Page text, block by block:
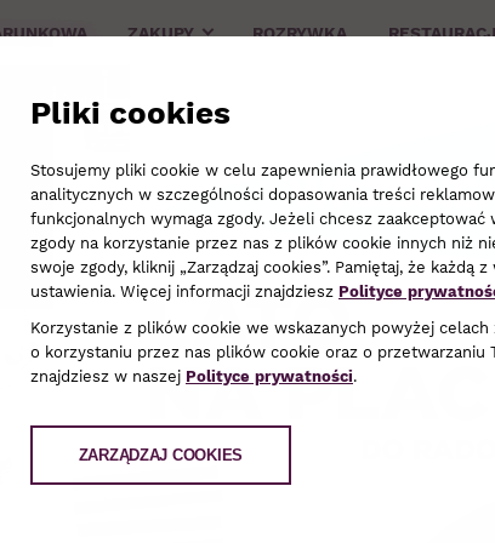
ZAKUPY ROZRYWKA
Pliki cookies
Stosujemy pliki cookie w celu zapewnienia prawidłowego
analitycznych w szczególności dopasowania treści
funkcjonalnych wymaga zgody. Jeżeli chcesz
zgody na korzystanie przez nas z plików cookie innych niż
swoje zgody, kliknij „Zarządzaj cookies”. Pamiętaj, że
ustawienia. Więcej informacji znajdziesz Polityce
Korzystanie z plików cookie we wskazanych powyżej
o korzystaniu przez nas plików cookie oraz o przetwarzaniu
znajdziesz w naszej Polityce prywatności.
ZARZĄDZAJ COOKIES